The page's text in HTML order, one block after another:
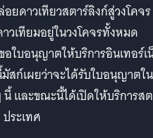
ยดาวเทียวสตาร์ลิงก์สู่วงโคจร
วเทียมอยู่ในวงโคจรทั้งหมด
ใบอนุญาตให้บริการอินเทอร์เ
สก์เผยว่าจะได้รับใบอนุญาตใน
นี้ และขณะนี้ได้เปิดให้บริการส
ระเทศ